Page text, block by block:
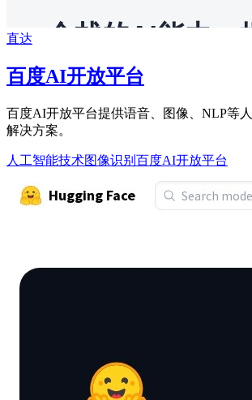
直达
百度AI开放平台
百度AI开放平台提供语音、图像、NLP等
解决方案。
人工智能技术图像识别 百度AI开放平台